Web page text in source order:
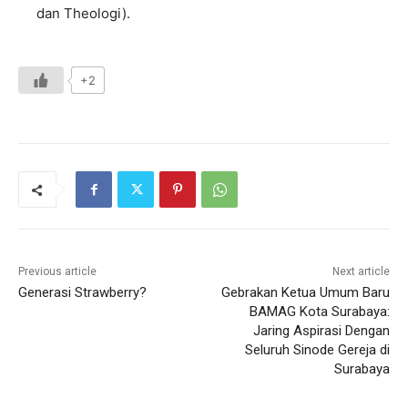
dan Theologi).
+2
Previous article
Generasi Strawberry?
Next article
Gebrakan Ketua Umum Baru
BAMAG Kota Surabaya:
Jaring Aspirasi Dengan
Seluruh Sinode Gereja di
Surabaya